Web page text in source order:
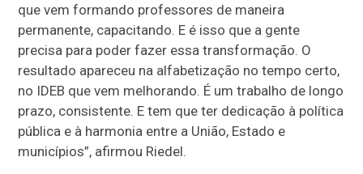
que vem formando professores de maneira
permanente, capacitando. E é isso que a gente
precisa para poder fazer essa transformação. O
resultado apareceu na alfabetização no tempo certo,
no IDEB que vem melhorando. É um trabalho de longo
prazo, consistente. E tem que ter dedicação à política
pública e à harmonia entre a União, Estado e
municípios”, afirmou Riedel.